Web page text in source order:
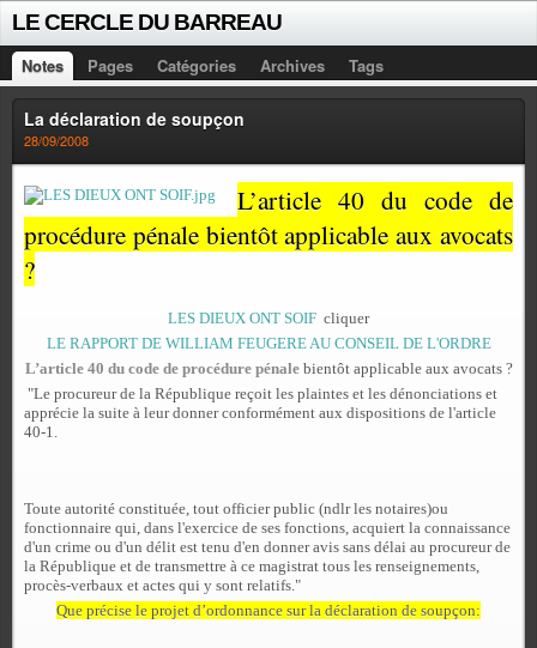
LE CERCLE DU BARREAU
Notes Pages Catégories Archives Tags
La déclaration de soupçon
28/09/2008
L’article 40 du code de
procédure pénale bientôt applicable aux avocats
?
LES DIEUX ONT SOIF cliquer
LE RAPPORT DE WILLIAM FEUGERE AU CONSEIL DE L'ORDRE
L’article 40 du code de procédure pénalebientôt applicable aux avocats ?
"Le procureur de la République reçoit les plaintes et les dénonciations et
apprécie la suite à leur donner conformément aux dispositions de l'article
40-1.
Toute autorité constituée, tout officier public (ndlr les notaires)ou
fonctionnaire qui, dans l'exercice de ses fonctions, acquiert la connaissance
d'un crime ou d'un délit est tenu d'en donner avis sans délai au procureur de
la République et de transmettre à ce magistrat tous les renseignements,
procès-verbaux et actes qui y sont relatifs."
Que précise le projet d’ordonnance sur la déclaration de soupçon: